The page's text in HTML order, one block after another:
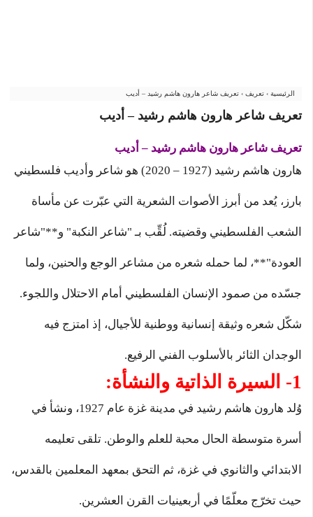
الرئيسية › تعريف › تعريف شاعر هارون هاشم رشيد – أديب
تعريف شاعر هارون هاشم رشيد – أديب
تعريف شاعر هارون هاشم رشيد – أديب
هارون هاشم رشيد (1927 – 2020) هو شاعر وأديب فلسطيني
بارز، يُعد من أبرز الأصوات الشعرية التي عبّرت عن مأساة
الشعب الفلسطيني وقضيته. لُقِّب بـ "شاعر النكبة" و**"شاعر
العودة"**، لما حمله شعره من مشاعر الوجع والحنين، ولما
جسّده من صمود الإنسان الفلسطيني أمام الاحتلال واللجوء.
شكّل شعره وثيقة إنسانية ووطنية للأجيال، إذ امتزج فيه
الوجدان الثائر بالأسلوب الفني الرفيع.
1- السيرة الذاتية والنشأة:
وُلد هارون هاشم رشيد في مدينة غزة عام 1927، ونشأ في
أسرة متوسطة الحال محبة للعلم والوطن. تلقى تعليمه
الابتدائي والثانوي في غزة، ثم التحق بمعهد المعلمين بالقدس،
حيث تخرّج معلّمًا في أربعينيات القرن العشرين.